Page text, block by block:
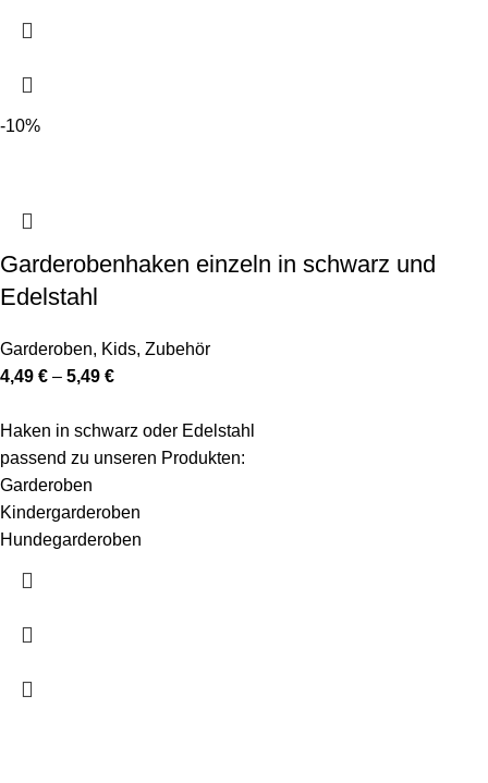
-10%
Garderobenhaken einzeln in schwarz und
Edelstahl
Garderoben, Kids, Zubehör
4,49 € – 5,49 €
Haken in schwarz oder Edelstahl
passend zu unseren Produkten:
Garderoben
Kindergarderoben
Hundegarderoben